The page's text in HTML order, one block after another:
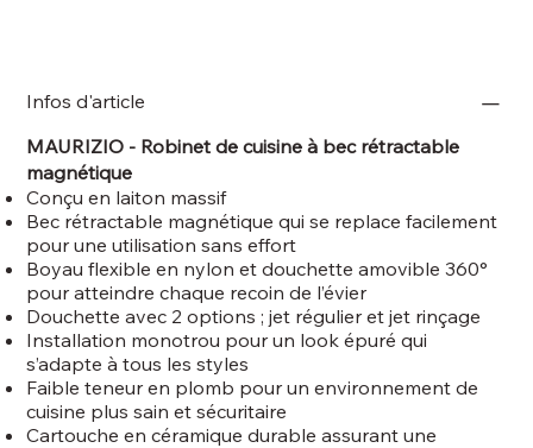
Infos d'article
MAURIZIO - Robinet de cuisine à bec rétractable
magnétique
Conçu en laiton massif
Bec rétractable magnétique qui se replace facilement
pour une utilisation sans effort
Boyau flexible en nylon et douchette amovible 360°
pour atteindre chaque recoin de l’évier
Douchette avec 2 options ; jet régulier et jet rinçage
Installation monotrou pour un look épuré qui
s’adapte à tous les styles
Faible teneur en plomb pour un environnement de
cuisine plus sain et sécuritaire
Cartouche en céramique durable assurant une